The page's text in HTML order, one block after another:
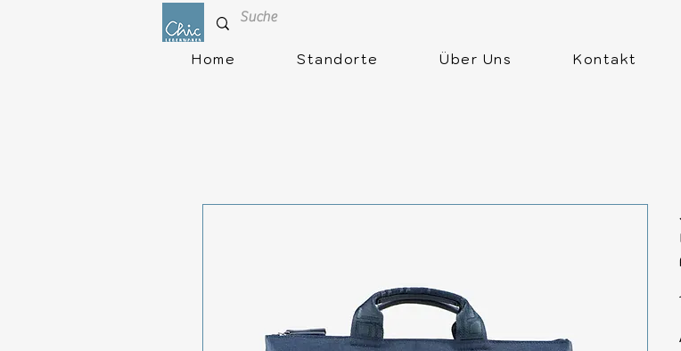
Home Standorte Über Uns Kontakt